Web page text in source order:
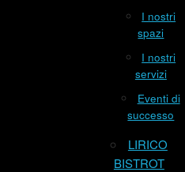
I nostri
spazi
I nostri
servizi
Eventi di
successo
LIRICO
BISTROT